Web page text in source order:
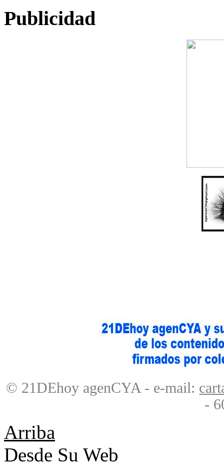
Publicidad
© 21DEhoy agenCYA - e-mail:
-
Arriba
Desde Su Web